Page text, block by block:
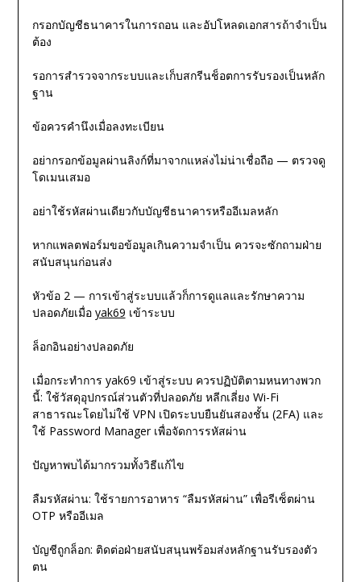
กรอกบัญชีธนาคารในการถอน และอัปโหลดเอกสารถ้าจำเป็น
ต้อง
รอการสำรวจจากระบบและเก็บสกรีนช็อตการรับรองเป็นหลัก
ฐาน
ข้อควรคำนึงเมื่อลงทะเบียน
อย่ากรอกข้อมูลผ่านลิงก์ที่มาจากแหล่งไม่น่าเชื่อถือ — ตรวจดู
โดเมนเสมอ
อย่าใช้รหัสผ่านเดียวกับบัญชีธนาคารหรืออีเมลหลัก
หากแพลตฟอร์มขอข้อมูลเกินความจำเป็น ควรจะซักถามฝ่าย
สนับสนุนก่อนส่ง
หัวข้อ 2 — การเข้าสู่ระบบแล้วก็การดูแลและรักษาความ
ปลอดภัยเมื่อ yak69 เข้าระบบ
ล็อกอินอย่างปลอดภัย
เมื่อกระทำการ yak69 เข้าสู่ระบบ ควรปฏิบัติตามหนทางพวก
นี้: ใช้วัสดุอุปกรณ์ส่วนตัวที่ปลอดภัย หลีกเลี่ยง Wi-Fi
สาธารณะโดยไม่ใช้ VPN เปิดระบบยืนยันสองชั้น (2FA) และ
ใช้ Password Manager เพื่อจัดการรหัสผ่าน
ปัญหาพบได้มากรวมทั้งวิธีแก้ไข
ลืมรหัสผ่าน: ใช้รายการอาหาร “ลืมรหัสผ่าน” เพื่อรีเซ็ตผ่าน
OTP หรืออีเมล
บัญชีถูกล็อก: ติดต่อฝ่ายสนับสนุนพร้อมส่งหลักฐานรับรองตัว
ตน